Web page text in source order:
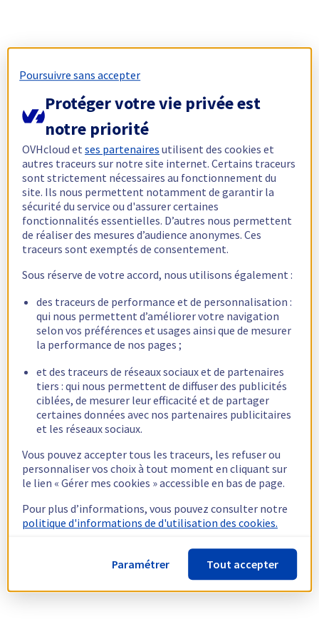
Poursuivre sans accepter
Protéger votre vie privée est
notre priorité
OVHcloud etses partenaires utilisent des cookies et
autres traceurs sur notre site internet. Certains traceurs
sont strictement nécessaires au fonctionnement du
site. Ils nous permettent notamment de garantir la
sécurité du service ou d'assurer certaines
fonctionnalités essentielles. D’autres nous permettent
de réaliser des mesures d’audience anonymes. Ces
traceurs sont exemptés de consentement.
Sous réserve de votre accord, nous utilisons également :
des traceurs de performance et de personnalisation :
qui nous permettent d’améliorer votre navigation
selon vos préférences et usages ainsi que de mesurer
la performance de nos pages ;
et des traceurs de réseaux sociaux et de partenaires
tiers : qui nous permettent de diffuser des publicités
ciblées, de mesurer leur efficacité et de partager
certaines données avec nos partenaires publicitaires
et les réseaux sociaux.
Vous pouvez accepter tous les traceurs, les refuser ou
personnaliser vos choix à tout moment en cliquant sur
le lien « Gérer mes cookies » accessible en bas de page.
Pour plus d’informations, vous pouvez consulter notre
politique d'informations de d'utilisation des cookies.
Paramétrer Tout accepter